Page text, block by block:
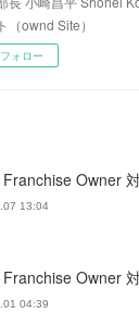
（ownd Site）
フォロー
Franchise Owner
13:04
Franchise Owner
04:39